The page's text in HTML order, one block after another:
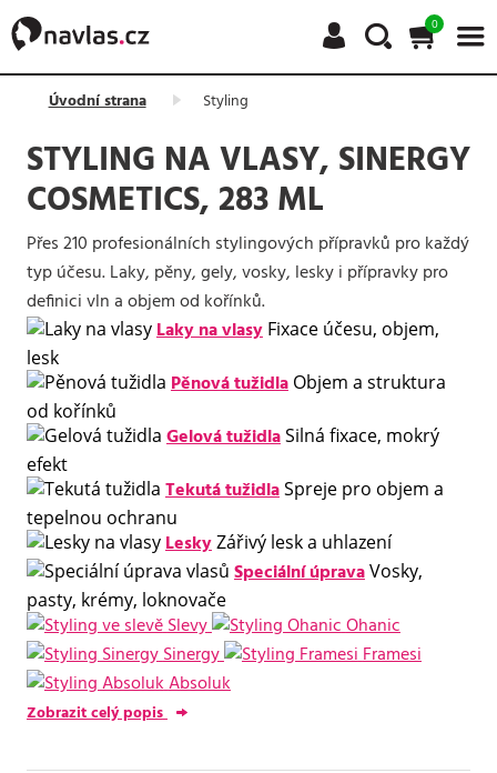
0
Úvodní strana Styling
STYLING NA VLASY, SINERGY
COSMETICS, 283 ML
Přes 210 profesionálních stylingových přípravků pro každý
typ účesu. Laky, pěny, gely, vosky, lesky i přípravky pro
definici vln a objem od kořínků.
Laky na vlasy Fixace účesu, objem,
lesk
Pěnová tužidla Objem a struktura
od kořínků
Gelová tužidlaSilná fixace, mokrý
efekt
Tekutá tužidlaSpreje pro objem a
tepelnou ochranu
LeskyZářivý lesk a uhlazení
Speciální úpravaVosky,
pasty, krémy, loknovače
Slevy
Ohanic
Sinergy
Framesi
Absoluk
Zobrazit celý popis